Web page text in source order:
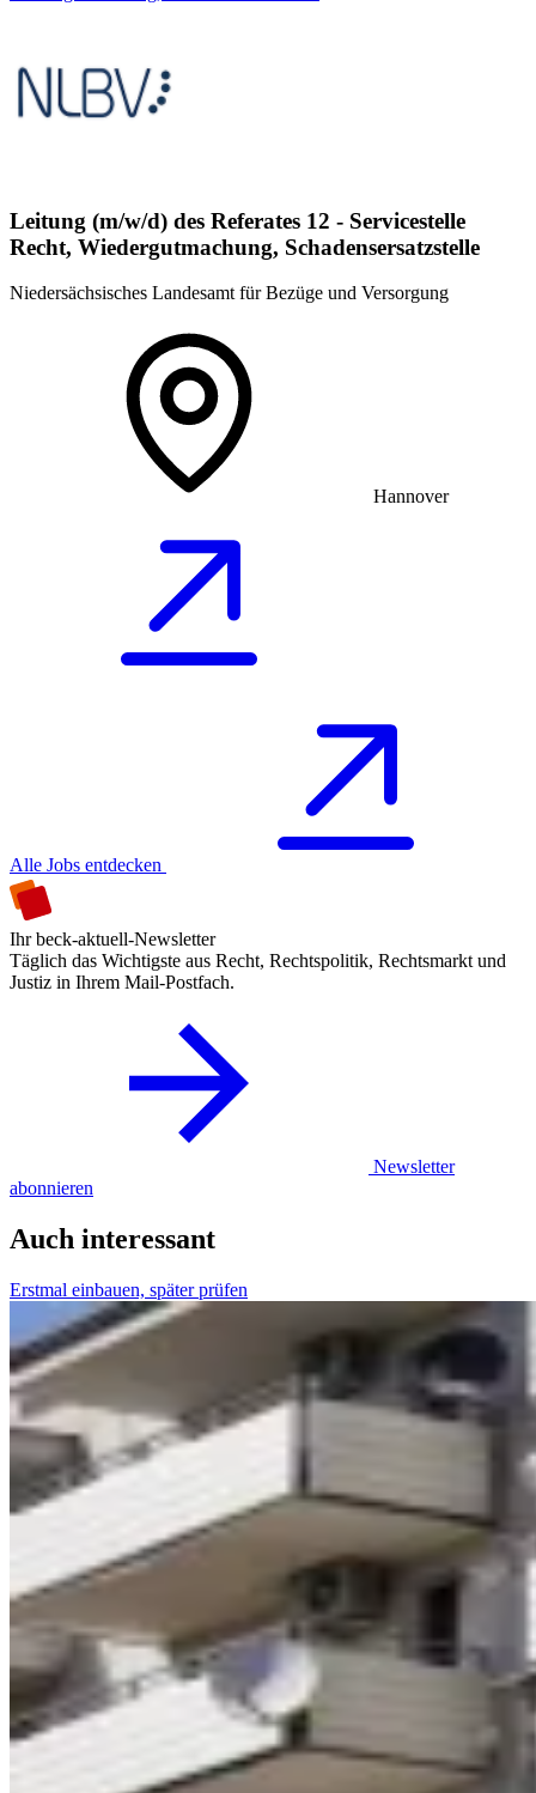
Leitung (m/w/d) des Referates 12 - Servicestelle
Recht, Wiedergutmachung, Schadensersatzstelle
Niedersächsisches Landesamt für Bezüge und Versorgung
Hannover
Alle Jobs entdecken
Ihr beck-aktuell-Newsletter
Täglich das Wichtigste aus Recht, Rechtspolitik, Rechtsmarkt und
Justiz in Ihrem Mail-Postfach.
Newsletter
abonnieren
Auch interessant
Erstmal einbauen, später prüfen